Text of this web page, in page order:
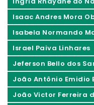
Isaac Andres Mora
Isabela Normando
Israel Paiva Linhares
Jeferson Bello dos
João Antônio Emidio
João Victor Ferreira